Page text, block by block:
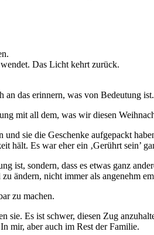
Das Licht kehrt zurück.
das erinnern, was von Bedeutung ist.
mit all dem, was wir diesen
sie die Geschenke aufgepackt
hält. Es war eher ein ‚Gerührt sein’
ist, sondern, dass es etwas ganz
ändern, nicht immer als angenehm
zu machen.
sie. Es ist schwer, diesen Zug
mir, aber auch im Rest der Familie.